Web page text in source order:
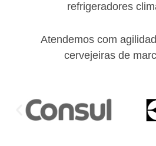
refrigeradores
Atendemos com
cervejeiras de